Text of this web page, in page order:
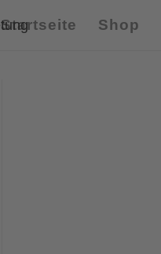
Startseite Shop